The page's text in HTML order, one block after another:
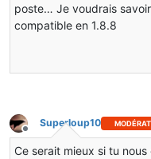
poste… Je voudrais
compatible en 1.8.8
Hors-ligne
Superloup10
Ce serait mieux si tu